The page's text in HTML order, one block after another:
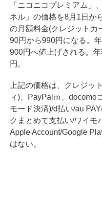
「ニコニコプレミアム」
ネル」の価格を8月1日か
の月額料金(クレジットカ
90円から990円になる。
900円へ値上げされる。
円。
上記の価格は、クレジッ
ィ)、PayPalｍ、docomo
モード決済)/d払い/au
クまとめて支払い/ワイモ
Apple Account/Google
はない。